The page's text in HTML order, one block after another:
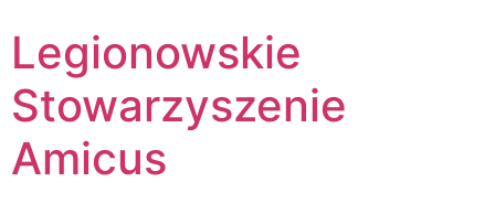
to
content
Legionowskie
Stowarzyszenie
Amicus